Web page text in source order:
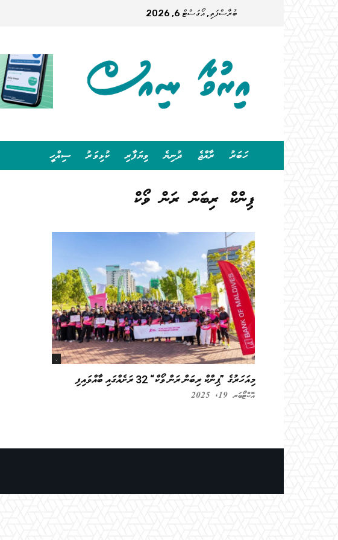
ބުރާސްފަތި, އޯގަސްޓް 6, 2026
ހަބަރު ރާއްޖެ ދުނިޔެ ވިޔަފާރި ކުޅިވަރު ސިއްހީ
ޕިންކް ރިބަން ރަން ވޯކް
.
މިއަހަރުގެ ”ޕިންކް ރިބަން ރަން ވޯކް“ 32 ރަށެއްގައި ބާއްވައިފި
އޮކްޓޯބަރ 19, 2025